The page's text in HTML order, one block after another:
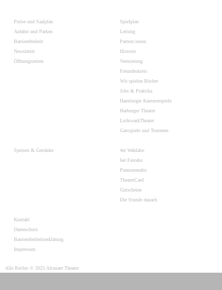
Preise und Saalplan
Anfahrt und Parken
Barrierefreiheit
Newsletter
Öffnungszeiten
Spielplan
Leitung
Partner:innen
Historie
Vermietung
Freundeskreis
Wir spielen Bücher
Jobs & Praktika
Hamburger Kammerspiele
Harburger Theater
LichtwarkTheater
Gastspiele und Tourneen
Speisen & Getränke
4er Wahlabo
6er Festabo
Premierenabo
TheaterCard
Gutscheine
Die Stunde danach
Kontakt
Datenschutz
Barrierefreiheitserklärung
Impressum
Alle Rechte © 2025 Altonaer Theater